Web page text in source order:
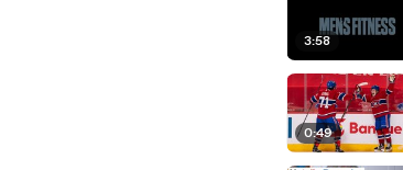
3:58
0:49